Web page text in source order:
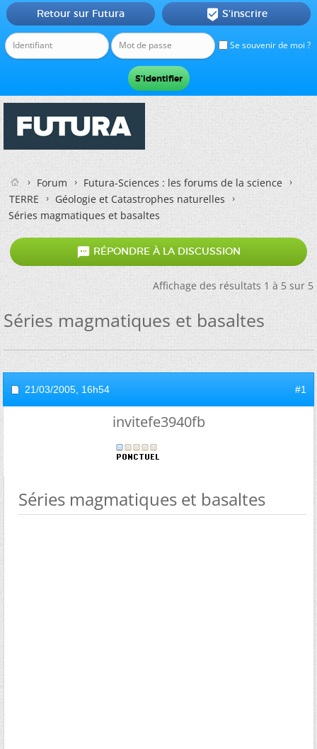
Se souvenir de moi ?
Retour sur Futura  S'inscrire
Forum
Futura-Sciences : les forums de la science
TERRE
Géologie et Catastrophes naturelles
Séries magmatiques et basaltes
 RÉPONDRE À LA DISCUSSION
Affichage des résultats 1 à 5 sur 5
Séries magmatiques et basaltes
21/03/2005, 16h54 #1
invitefe3940fb
Séries magmatiques et basaltes